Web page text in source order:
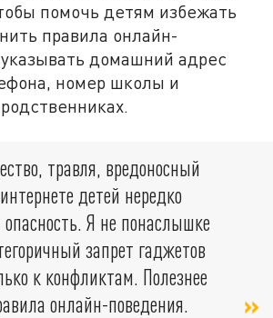
помочь детям избежать
правила онлайн-
домашний адрес
номер школы и
травля, вредоносный
детей нередко
опасность. Я не понаслышке
запрет гаджетов
к конфликтам. Полезнее
онлайн-поведения.